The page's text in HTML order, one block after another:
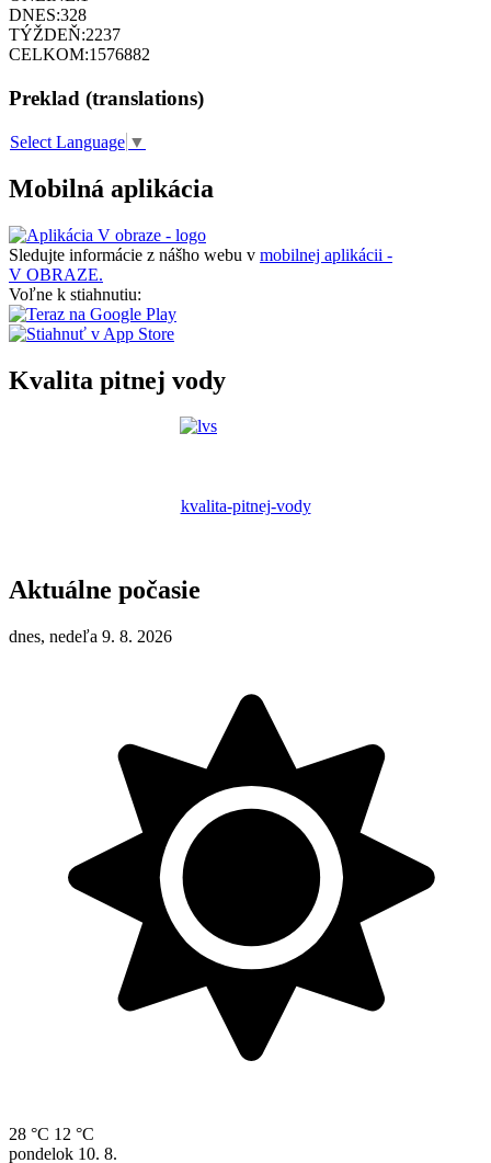
DNES:328
TÝŽDEŇ:2237
CELKOM:1576882
Preklad (translations)
Select Language ▼
Mobilná aplikácia
Sledujte informácie z nášho webu v mobilnej aplikácii -
V OBRAZE.
Voľne k stiahnutiu:
Kvalita pitnej vody
kvalita-pitnej-vody
Aktuálne počasie
dnes, nedeľa 9. 8. 2026
28 °C 12 °C
pondelok 10. 8.